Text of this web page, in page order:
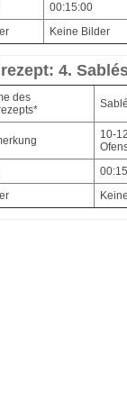
00:15:00
Keine Bilder
4.
des
10-